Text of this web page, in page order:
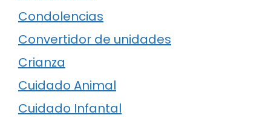
Condolencias
Convertidor de unidades
Crianza
Cuidado Animal
Cuidado Infantal